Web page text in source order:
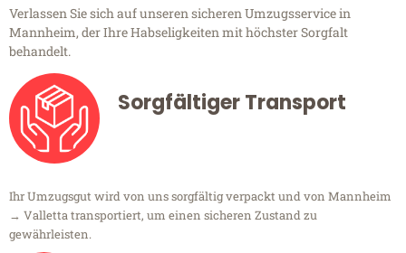
Verlassen Sie sich auf unseren sicheren Umzugsservice in
Mannheim, der Ihre Habseligkeiten mit höchster Sorgfalt
behandelt.
Sorgfältiger Transport
Ihr Umzugsgut wird von uns sorgfältig verpackt und von Mannheim
→ Valletta transportiert, um einen sicheren Zustand zu
gewährleisten.